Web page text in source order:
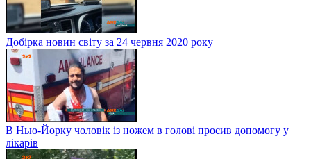
Добірка новин світу за 24 червня 2020 року
В Нью-Йорку чоловік із ножем в голові просив допомогу у
лікарів